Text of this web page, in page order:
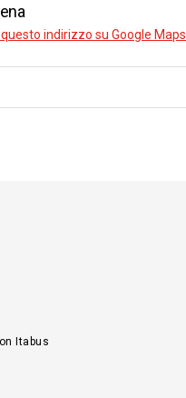
indirizzo su Google Maps
Itabus